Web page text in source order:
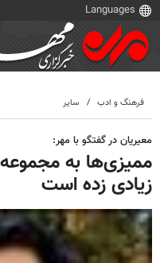
فرهنگ و ادب سایر
معیریان در گفتگو با مهر:
ممیزی‌ها به
زیادی زده است